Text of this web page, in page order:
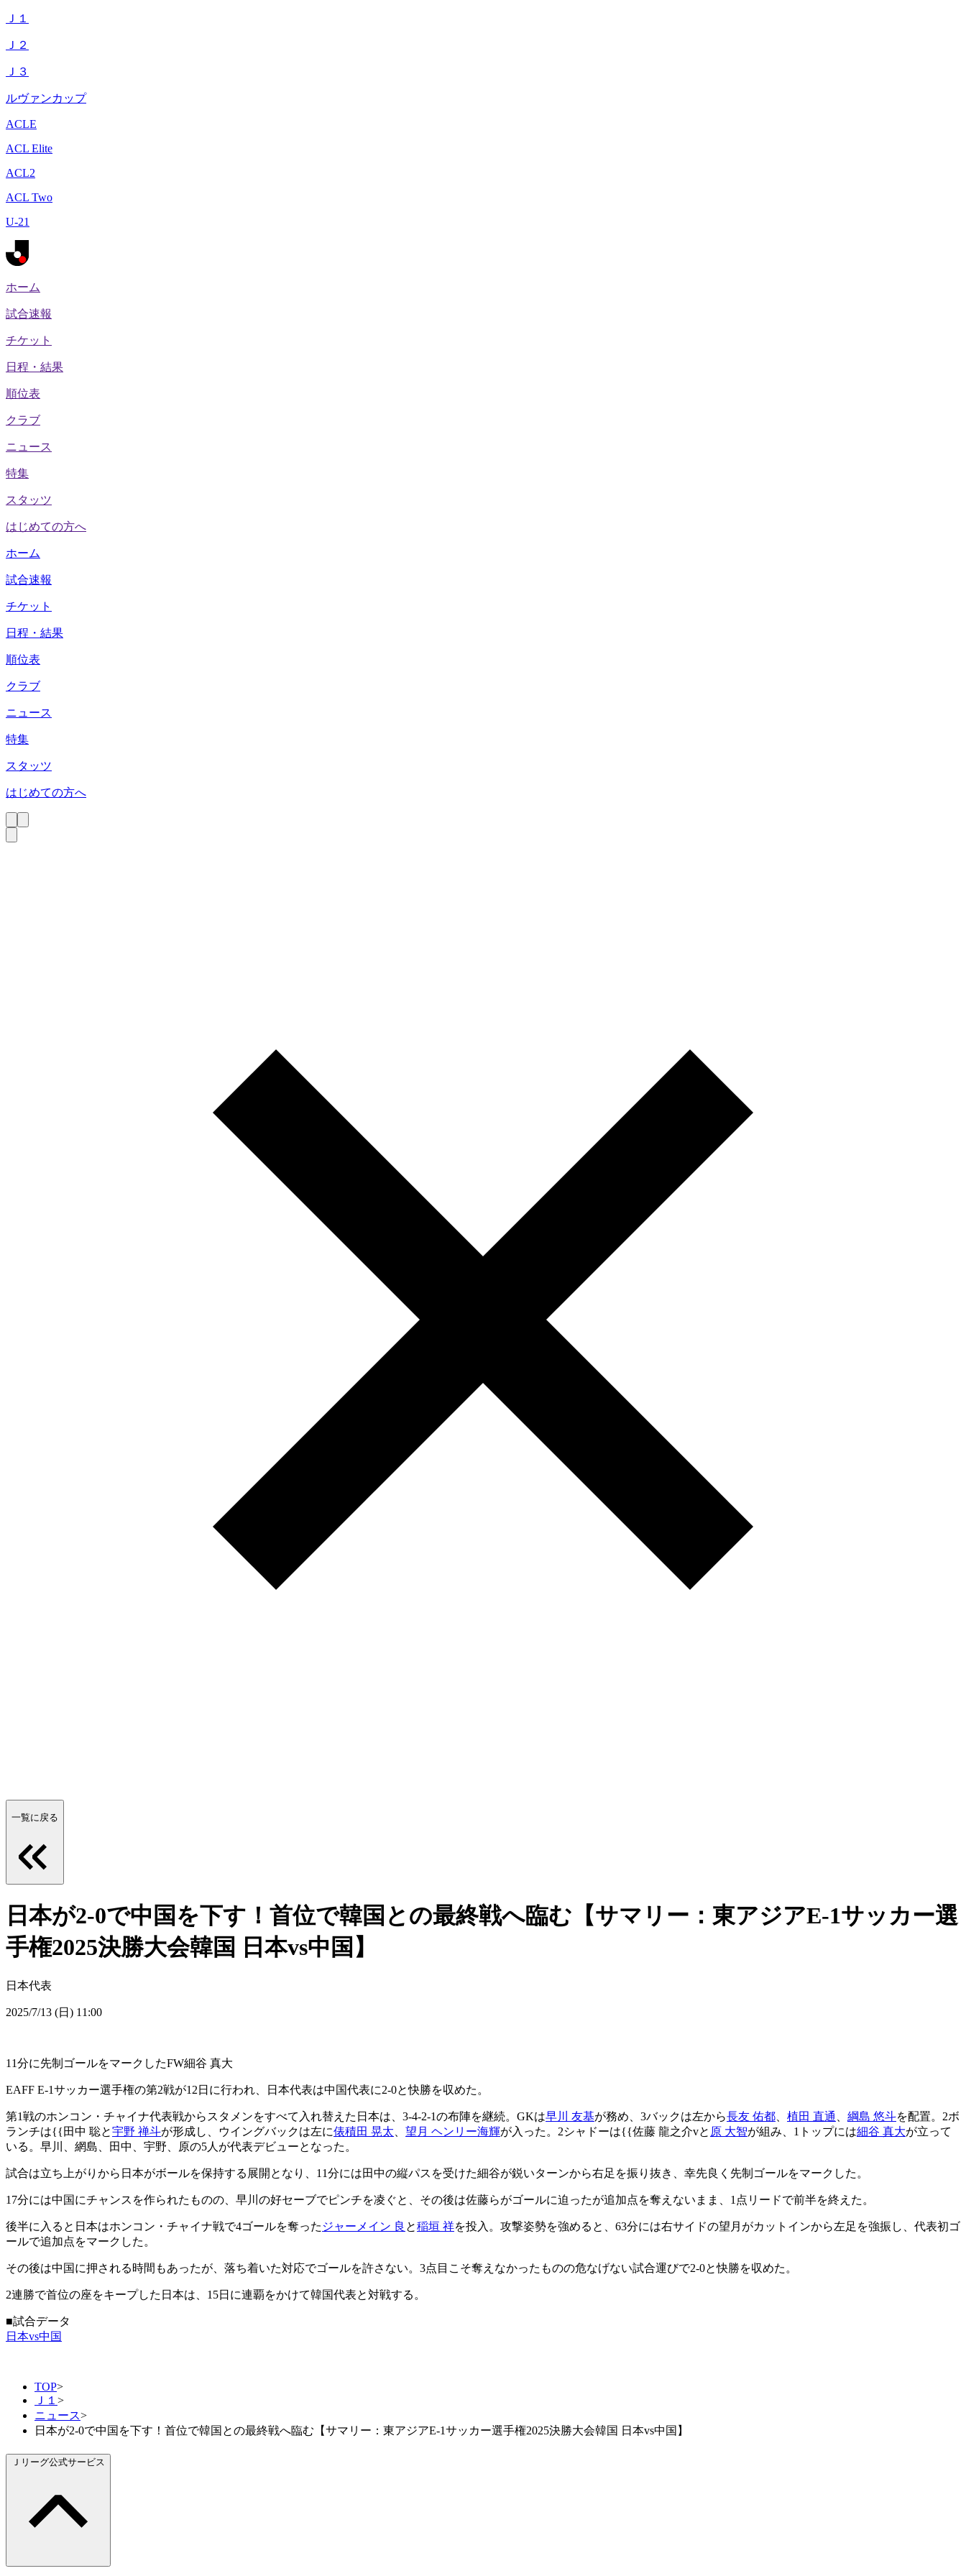
Ｊ１
Ｊ２
Ｊ３
ルヴァンカップ
ACLE
ACL Elite
ACL2
ACL Two
U-21
ホーム
試合速報
チケット
日程・結果
順位表
クラブ
ニュース
特集
スタッツ
はじめての方へ
ホーム
試合速報
チケット
日程・結果
順位表
クラブ
ニュース
特集
スタッツ
はじめての方へ
一覧に戻る
日本が2-0で中国を下す！首位で韓国との最終戦へ臨む【サマリー：東アジアE-1サッカー選
手権2025決勝大会韓国 日本vs中国】
日本代表
2025/7/13 (日) 11:00
11分に先制ゴールをマークしたFW細谷 真大
EAFF E-1サッカー選手権の第2戦が12日に行われ、日本代表は中国代表に2-0と快勝を収めた。
第1戦のホンコン・チャイナ代表戦からスタメンをすべて入れ替えた日本は、3-4-2-1の布陣を継続。GKは早川 友基が務め、3バックは左から長友 佑都 植田 直通 綱島 悠斗を配置。2ボ
ランチは{{田中 聡と宇野 禅斗が形成し、ウイングバックは左に俵積田 晃太 望月 ヘンリー海輝が入った。2シャドーは{{佐藤 龍之介vと 原 大智が組み、1トップには細谷 真大が立って
いる。早川、網島、田中、宇野、原の5人が代表デビューとなった。
試合は立ち上がりから日本がボールを保持する展開となり、11分には田中の縦パスを受けた細谷が鋭いターンから右足を振り抜き、幸先良く先制ゴールをマークした。
17分には中国にチャンスを作られたものの、早川の好セーブでピンチを凌ぐと、その後は佐藤らがゴールに迫ったが追加点を奪えないまま、1点リードで前半を終えた。
後半に入ると日本はホンコン・チャイナ戦で4ゴールを奪った ジャーメイン 良 と稲垣 祥を投入。攻撃姿勢を強めると、63分には右サイドの望月がカットインから左足を強振し、代表初ゴ
ールで追加点をマークした。
その後は中国に押される時間もあったが、落ち着いた対応でゴールを許さない。3点目こそ奪えなかったものの危なげない試合運びで2-0と快勝を収めた。
2連勝で首位の座をキープした日本は、15日に連覇をかけて韓国代表と対戦する。
■試合データ
日本vs中国
TOP>
Ｊ１ >
ニュース>
日本が2-0で中国を下す！首位で韓国との最終戦へ臨む【サマリー：東アジアE-1サッカー選手権2025決勝大会韓国 日本vs中国】
Ｊリーグ公式サービス